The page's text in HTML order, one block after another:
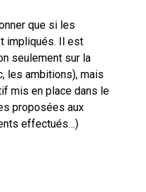
que si les
impliqués. Il est
seulement sur la
les ambitions), mais
mis en place dans le
proposées aux
effectués…)